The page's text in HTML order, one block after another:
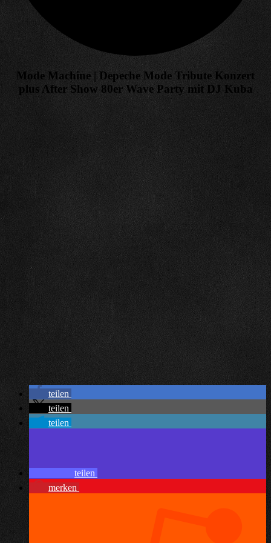
Mode Machine | Depeche Mode Tribute Konzert
plus After Show 80er Wave Party mit DJ Kuba
teilen
teilen
teilen
teilen
merken